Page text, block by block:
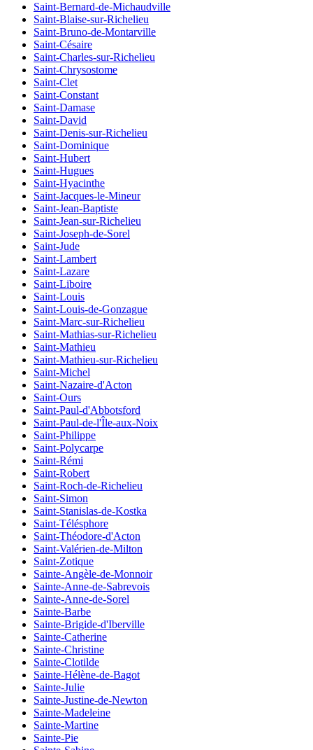
Saint-Bernard-de-Michaudville
Saint-Blaise-sur-Richelieu
Saint-Bruno-de-Montarville
Saint-Césaire
Saint-Charles-sur-Richelieu
Saint-Chrysostome
Saint-Clet
Saint-Constant
Saint-Damase
Saint-David
Saint-Denis-sur-Richelieu
Saint-Dominique
Saint-Hubert
Saint-Hugues
Saint-Hyacinthe
Saint-Jacques-le-Mineur
Saint-Jean-Baptiste
Saint-Jean-sur-Richelieu
Saint-Joseph-de-Sorel
Saint-Jude
Saint-Lambert
Saint-Lazare
Saint-Liboire
Saint-Louis
Saint-Louis-de-Gonzague
Saint-Marc-sur-Richelieu
Saint-Mathias-sur-Richelieu
Saint-Mathieu
Saint-Mathieu-sur-Richelieu
Saint-Michel
Saint-Nazaire-d'Acton
Saint-Ours
Saint-Paul-d'Abbotsford
Saint-Paul-de-l'Île-aux-Noix
Saint-Philippe
Saint-Polycarpe
Saint-Rémi
Saint-Robert
Saint-Roch-de-Richelieu
Saint-Simon
Saint-Stanislas-de-Kostka
Saint-Télésphore
Saint-Théodore-d'Acton
Saint-Valérien-de-Milton
Saint-Zotique
Sainte-Angèle-de-Monnoir
Sainte-Anne-de-Sabrevois
Sainte-Anne-de-Sorel
Sainte-Barbe
Sainte-Brigide-d'Iberville
Sainte-Catherine
Sainte-Christine
Sainte-Clotilde
Sainte-Hélène-de-Bagot
Sainte-Julie
Sainte-Justine-de-Newton
Sainte-Madeleine
Sainte-Martine
Sainte-Pie